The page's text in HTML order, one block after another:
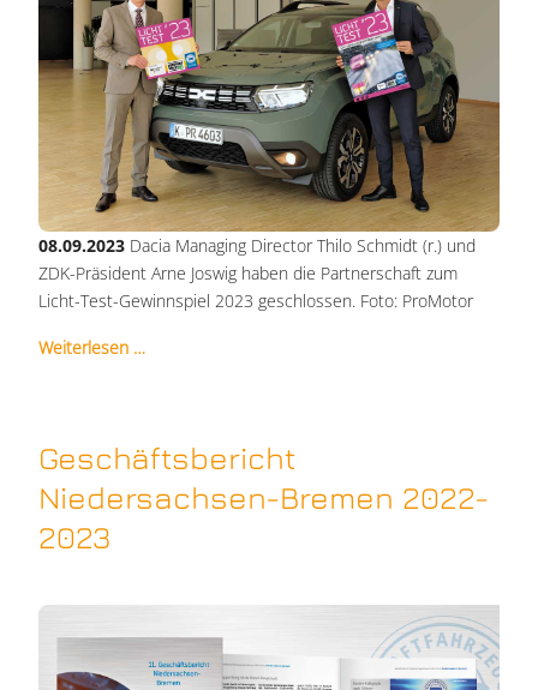
08.09.2023 Dacia Managing Director Thilo Schmidt (r.) und
ZDK-Präsident Arne Joswig haben die Partnerschaft zum
Licht-Test-Gewinnspiel 2023 geschlossen. Foto: ProMotor
Weiterlesen …
Geschäftsbericht
Niedersachsen-Bremen 2022-
2023